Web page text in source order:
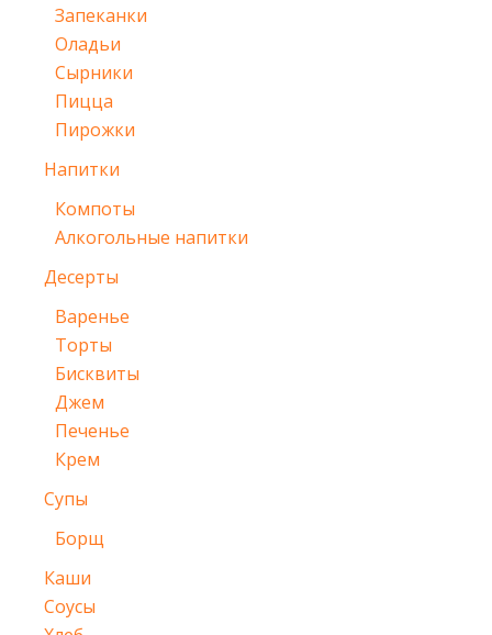
Запеканки
Оладьи
Сырники
Пицца
Пирожки
Напитки
Компоты
Алкогольные напитки
Десерты
Варенье
Торты
Бисквиты
Джем
Печенье
Крем
Супы
Борщ
Каши
Соусы